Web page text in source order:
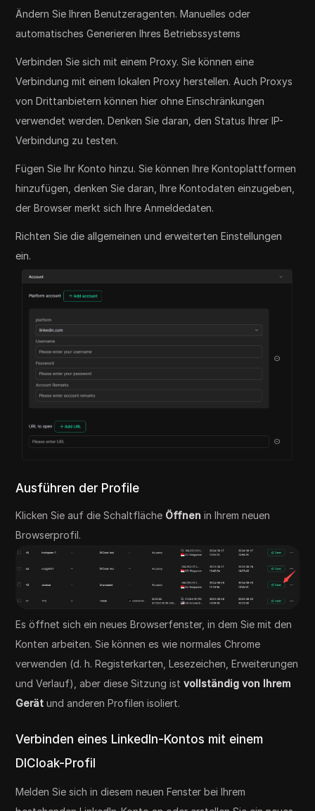
Ändern Sie Ihren Benutzeragenten. Manuelles oder
automatisches Generieren Ihres Betriebssystems
Verbinden Sie sich mit einem Proxy. Sie können eine
Verbindung mit einem lokalen Proxy herstellen. Auch Proxys
von Drittanbietern können hier ohne Einschränkungen
verwendet werden. Denken Sie daran, den Status Ihrer IP-
Verbindung zu testen.
Fügen Sie Ihr Konto hinzu. Sie können Ihre Kontoplattformen
hinzufügen, denken Sie daran, Ihre Kontodaten einzugeben,
der Browser merkt sich Ihre Anmeldedaten.
Richten Sie die allgemeinen und erweiterten Einstellungen
ein.
Ausführen der Profile
Klicken Sie auf die Schaltfläche Öffnen in Ihrem neuen
Browserprofil.
Es öffnet sich ein neues Browserfenster, in dem Sie mit den
Konten arbeiten. Sie können es wie normales Chrome
verwenden (d. h. Registerkarten, Lesezeichen, Erweiterungen
und Verlauf), aber diese Sitzung istvollständig von Ihrem
Gerät und anderen Profilen isoliert.
Verbinden eines LinkedIn-Kontos mit einem
DICloak-Profil
Melden Sie sich in diesem neuen Fenster bei Ihrem